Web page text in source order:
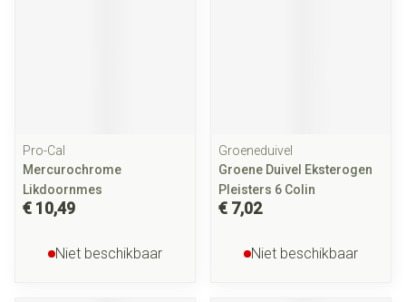
Pro-Cal
Mercurochrome
Likdoornmes
€ 10,49
Niet beschikbaar
Groeneduivel
Groene Duivel Eksterogen
Pleisters 6 Colin
€ 7,02
Niet beschikbaar